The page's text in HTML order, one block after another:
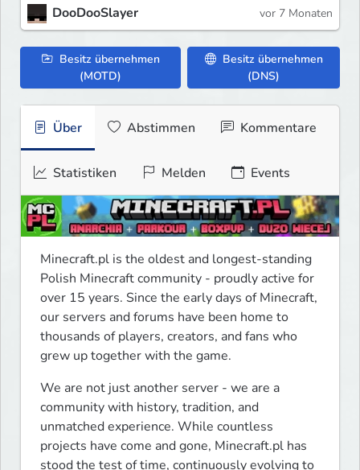
DooDooSlayer vor 7 Monaten
Besitz übernehmen
(MOTD)
Besitz übernehmen
(DNS)
Über Abstimmen Kommentare
Statistiken Melden Events
Minecraft.pl is the oldest and longest-standing
Polish Minecraft community - proudly active for
over 15 years. Since the early days of Minecraft,
our servers and forums have been home to
thousands of players, creators, and fans who
grew up together with the game.
We are not just another server - we are a
community with history, tradition, and
unmatched experience. While countless
projects have come and gone, Minecraft.pl has
stood the test of time, continuously evolving to